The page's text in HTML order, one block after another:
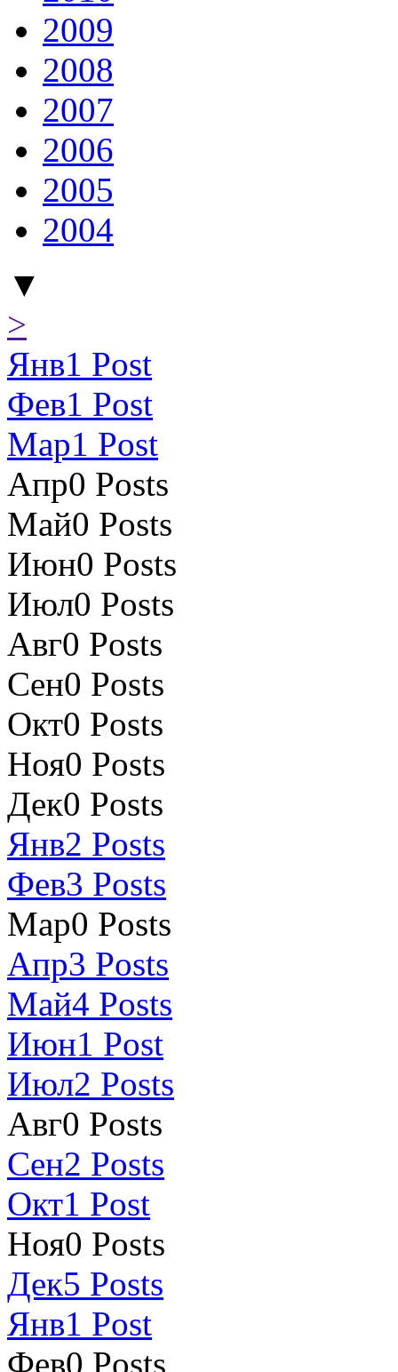
2009
2008
2007
2006
2005
2004
▼
>
Янв1 Post
Фев1 Post
Мар1 Post
Апр0 Posts
Май0 Posts
Июн0 Posts
Июл0 Posts
Авг0 Posts
Сен0 Posts
Окт0 Posts
Ноя0 Posts
Дек0 Posts
Янв2 Posts
Фев3 Posts
Мар0 Posts
Апр3 Posts
Май4 Posts
Июн1 Post
Июл2 Posts
Авг0 Posts
Сен2 Posts
Окт1 Post
Ноя0 Posts
Дек5 Posts
Янв1 Post
Фев0 Posts